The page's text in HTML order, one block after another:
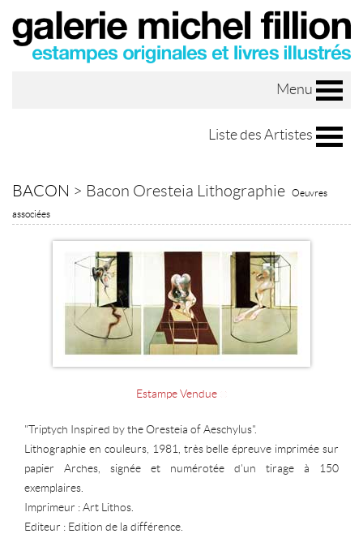
Menu
Liste des Artistes
BACON > Bacon Oresteia Lithographie
Oeuvres
associées
Estampe Vendue
"Triptych Inspired by the Oresteia of Aeschylus".
Lithographie en couleurs, 1981, très belle épreuve imprimée sur
papier Arches, signée et numérotée d'un tirage à 150
exemplaires.
Imprimeur : Art Lithos.
Editeur : Edition de la différence.